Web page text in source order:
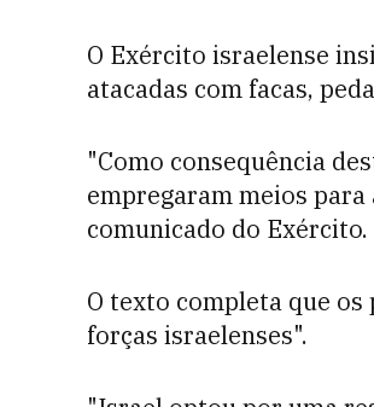
O Exército israelense
atacadas com facas,
"Como consequência
empregaram meios
comunicado do Exército.
O texto completa que
forças israelenses".